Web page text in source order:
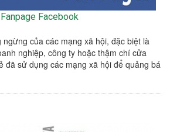
Facebook
của các mạng xã hội, đặc biệt là
nghiệp, công ty hoặc thậm chí cửa
đã sử dụng các mạng xã hội để quảng bá